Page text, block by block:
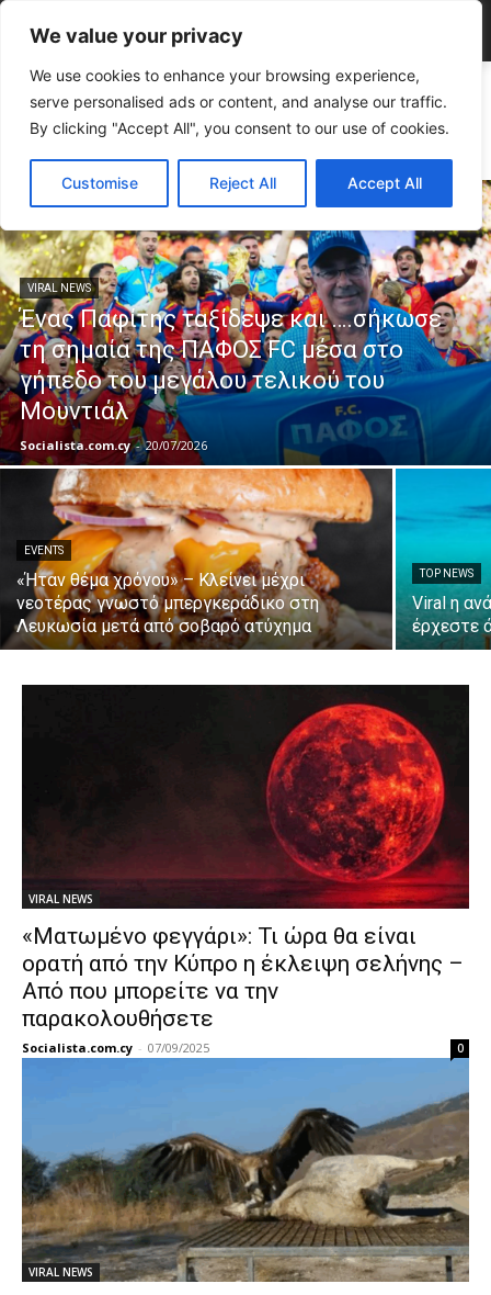
We value your privacy
We use cookies to enhance your browsing experience,
serve personalised ads or content, and analyse our traffic.
By clicking "Accept All", you consent to our use of cookies.
Customise Reject All Accept All
Home VIRAL NEWS
VIRAL NEWS
VIRAL NEWS
Ένας Παφίτης ταξίδεψε και ….σήκωσε
τη σημαία της ΠΑΦΟΣ FC μέσα στο
γήπεδο του μεγάλου τελικού του
Μουντιάλ
Socialista.com.cy - 20/07/2026
EVENTS
«Ήταν θέμα χρόνου» – Κλείνει μέχρι
νεοτέρας γνωστό μπεργκεράδικο στη
Λευκωσία μετά από σοβαρό ατύχημα
TOP NEWS
Viral η
έρχεστε
VIRAL NEWS
«Ματωμένο φεγγάρι»: Τι ώρα θα είναι
ορατή από την Κύπρο η έκλειψη σελήνης –
Από που μπορείτε να την
παρακολουθήσετε
Socialista.com.cy - 07/09/2025 0
VIRAL NEWS